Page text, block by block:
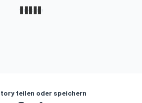
teilen oder speichern